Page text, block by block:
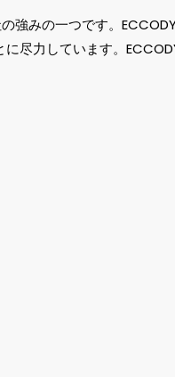
みの一つです。
尽力しています。